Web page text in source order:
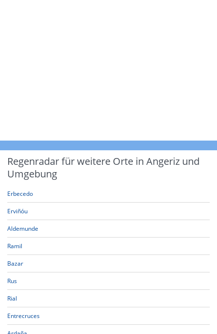
Regenradar für weitere Orte in Angeriz und
Umgebung
Erbecedo
Erviñóu
Aldemunde
Ramil
Bazar
Rus
Rial
Entrecruces